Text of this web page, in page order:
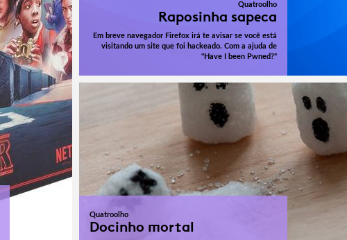
Quatroolho
Raposinha sapeca
Em breve navegador Firefox irá te avisar se você está
visitando um site que foi hackeado. Com a ajuda de
"Have I been Pwned?"
Quatroolho
Docinho mortal